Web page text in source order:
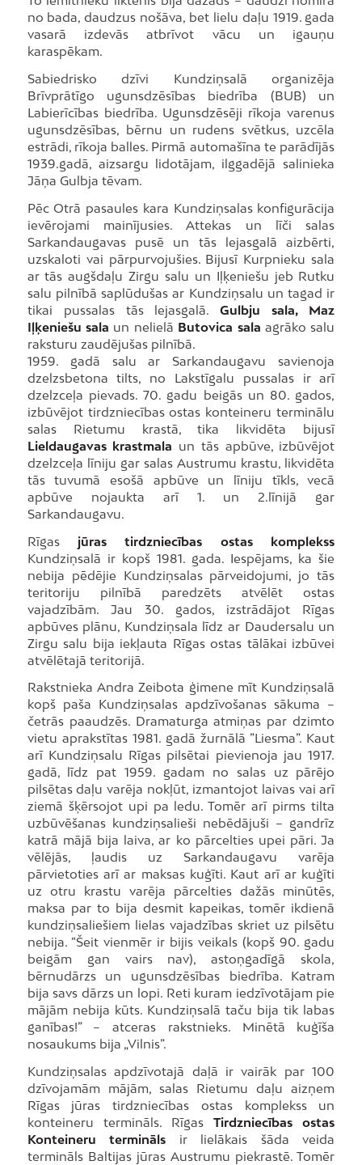
no bada, daudzus nošāva, bet lielu daļu 1919. gada
vasarā izdevās atbrīvot vācu un igauņu
karaspēkam.
Sabiedrisko dzīvi Kundziņsalā organizēja
Brīvprātīgo ugunsdzēsības biedrība (BUB) un
Labierīcības biedrība. Ugunsdzēsēji rīkoja varenus
ugunsdzēsības, bērnu un rudens svētkus, uzcēla
estrādi, rīkoja balles. Pirmā automašīna te parādījās
1939.gadā, aizsargu lidotājam, ilggadējā salinieka
Jāņa Gulbja tēvam.
Pēc Otrā pasaules kara Kundziņsalas konfigurācija
ievērojami mainījusies. Attekas un līči salas
Sarkandaugavas pusē un tās lejasgalā aizbērti,
uzskaloti vai pārpurvojušies. Bijusī Kurpnieku sala
ar tās augšdaļu Zirgu salu un Iļķeniešu jeb Rutku
salu pilnībā saplūdušas ar Kundziņsalu un tagad ir
tikai pussalas tās lejasgalā.Gulbju sala, Maz
Iļķeniešu sala un nelielā Butovica sala agrāko salu
raksturu zaudējušas pilnībā.
1959. gadā salu ar Sarkandaugavu savienoja
dzelzsbetona tilts, no Lakstīgalu pussalas ir arī
dzelzceļa pievads. 70. gadu beigās un 80. gados,
izbūvējot tirdzniecības ostas konteineru terminālu
salas Rietumu krastā, tika likvidēta bijusī
Lieldaugavas krastmala un tās apbūve, izbūvējot
dzelzceļa līniju gar salas Austrumu krastu, likvidēta
tās tuvumā esošā apbūve un līniju tīkls, vecā
apbūve nojaukta arī 1. un 2.līnijā gar
Sarkandaugavu.
Rīgas jūras tirdzniecības ostas komplekss
Kundziņsalā ir kopš 1981. gada. Iespējams, ka šie
nebija pēdējie Kundziņsalas pārveidojumi, jo tās
teritoriju pilnībā paredzēts atvēlēt ostas
vajadzībām. Jau 30. gados, izstrādājot Rīgas
apbūves plānu, Kundziņsala līdz ar Daudersalu un
Zirgu salu bija iekļauta Rīgas ostas tālākai izbūvei
atvēlētajā teritorijā.
Rakstnieka Andra Zeibota ģimene mīt Kundziņsalā
kopš paša Kundziņsalas apdzīvošanas sākuma –
četrās paaudzēs. Dramaturga atmiņas par dzimto
vietu aprakstītas 1981. gadā žurnālā ”Liesma”. Kaut
arī Kundziņsalu Rīgas pilsētai pievienoja jau 1917.
gadā, līdz pat 1959. gadam no salas uz pārējo
pilsētas daļu varēja nokļūt, izmantojot laivas vai arī
ziemā šķērsojot upi pa ledu. Tomēr arī pirms tilta
uzbūvēšanas kundziņsalieši nebēdājuši – gandrīz
katrā mājā bija laiva, ar ko pārcelties upei pāri. Ja
vēlējās, ļaudis uz Sarkandaugavu varēja
pārvietoties arī ar maksas kuģīti. Kaut arī ar kuģīti
uz otru krastu varēja pārcelties dažās minūtēs,
maksa par to bija desmit kapeikas, tomēr ikdienā
kundziņsaliešiem lielas vajadzības skriet uz pilsētu
nebija. “Šeit vienmēr ir bijis veikals (kopš 90. gadu
beigām gan vairs nav), astoņgadīgā skola,
bērnudārzs un ugunsdzēsības biedrība. Katram
bija savs dārzs un lopi. Reti kuram iedzīvotājam pie
mājām nebija kūts. Kundziņsalā taču bija tik labas
ganības!” – atceras rakstnieks. Minētā kuģīša
nosaukums bija „Vilnis”.
Kundziņsalas apdzīvotajā daļā ir vairāk par 100
dzīvojamām mājām, salas Rietumu daļu aizņem
Rīgas jūras tirdzniecības ostas komplekss un
konteineru termināls. RīgasTirdzniecības ostas
Konteineru termināls ir lielākais šāda veida
termināls Baltijas jūras Austrumu piekrastē. Tomēr